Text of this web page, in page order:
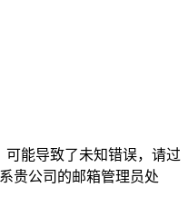
能导致了未知错误，请过
贵公司的邮箱管理员处